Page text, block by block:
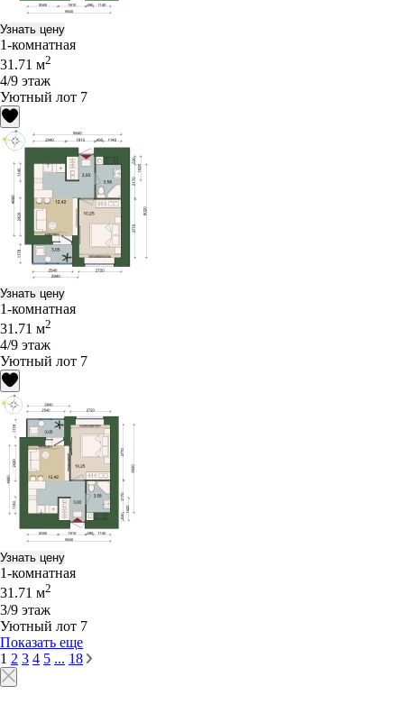
Узнать цену
1-комнатная
31.71 м2
4/9 этаж
Уютный лот 7
Узнать цену
1-комнатная
31.71 м2
4/9 этаж
Уютный лот 7
Узнать цену
1-комнатная
31.71 м2
3/9 этаж
Уютный лот 7
Показать еще
1 2 3 4 5 ... 18